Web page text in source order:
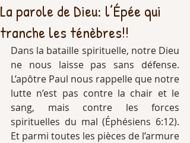
La parole de Dieu: l’Épée qui
tranche les ténèbres!!
Dans la bataille spirituelle, notre Dieu
ne nous laisse pas sans défense.
L’apôtre Paul nous rappelle que notre
lutte n’est pas contre la chair et le
sang, mais contre les forces
spirituelles du mal (Éphésiens 6:12).
Et parmi toutes les pièces de l’armure